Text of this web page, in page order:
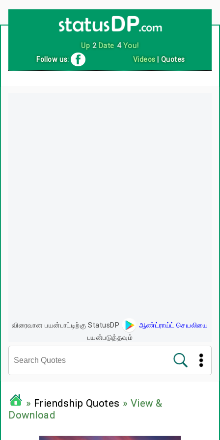
Up 2Date 4You!
Follow us: Videos Quotes
விரைவான பயன்பாட்டிற்கு StatusDP
ஆண்ட்ராய்ட் செயலியை
பயன்படுத்தவும்
பிரபலங்களின் பொன்மொழிகள்
» Friendship Quotes » View &
Download